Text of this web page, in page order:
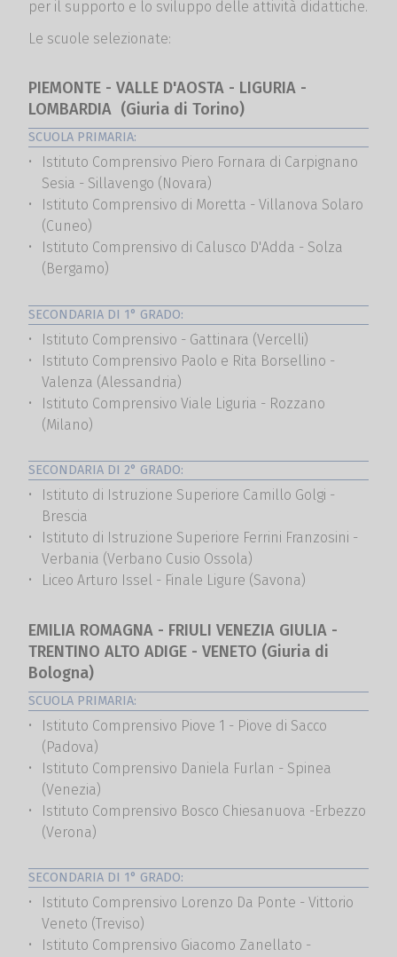
per il supporto e lo sviluppo delle attività didattiche.
Le scuole selezionate:
PIEMONTE - VALLE D'AOSTA - LIGURIA -
LOMBARDIA (Giuria di Torino)
SCUOLA PRIMARIA:
Istituto Comprensivo Piero Fornara di Carpignano
Sesia - Sillavengo (Novara)
Istituto Comprensivo di Moretta - Villanova Solaro
(Cuneo)
Istituto Comprensivo di Calusco D'Adda - Solza
(Bergamo)
SECONDARIA DI 1° GRADO:
Istituto Comprensivo - Gattinara (Vercelli)
Istituto Comprensivo Paolo e Rita Borsellino -
Valenza (Alessandria)
Istituto Comprensivo Viale Liguria - Rozzano
(Milano)
SECONDARIA DI 2° GRADO:
Istituto di Istruzione Superiore Camillo Golgi -
Brescia
Istituto di Istruzione Superiore Ferrini Franzosini -
Verbania (Verbano Cusio Ossola)
Liceo Arturo Issel - Finale Ligure (Savona)
EMILIA ROMAGNA - FRIULI VENEZIA GIULIA -
TRENTINO ALTO ADIGE - VENETO (Giuria di
Bologna)
SCUOLA PRIMARIA:
Istituto Comprensivo Piove 1 - Piove di Sacco
(Padova)
Istituto Comprensivo Daniela Furlan - Spinea
(Venezia)
Istituto Comprensivo Bosco Chiesanuova -Erbezzo
(Verona)
SECONDARIA DI 1° GRADO:
Istituto Comprensivo Lorenzo Da Ponte - Vittorio
Veneto (Treviso)
Istituto Comprensivo Giacomo Zanellato -